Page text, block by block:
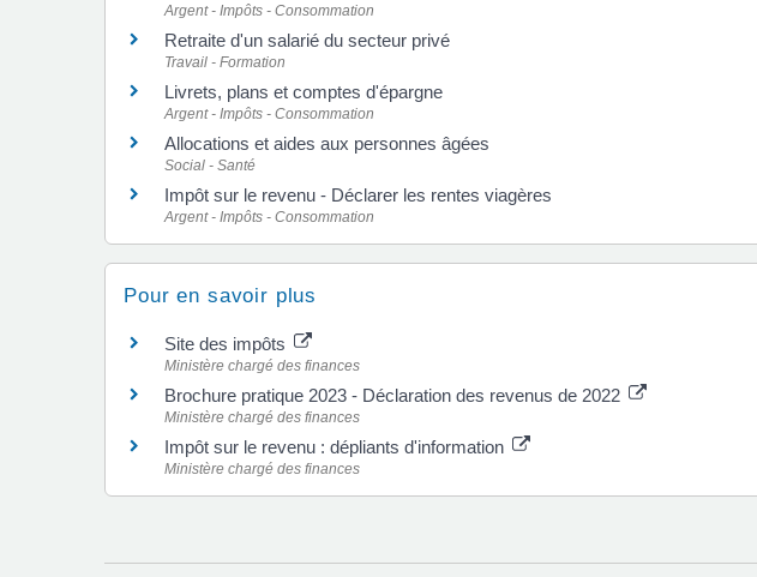
Argent - Impôts - Consommation
Retraite d'un salarié du secteur privé
Travail - Formation
Livrets, plans et comptes d'épargne
Argent - Impôts - Consommation
Allocations et aides aux personnes âgées
Social - Santé
Impôt sur le revenu - Déclarer les rentes viagères
Argent - Impôts - Consommation
Pour en savoir plus
Site des impôts
Ministère chargé des finances
Brochure pratique 2023 - Déclaration des revenus de 2022
Ministère chargé des finances
Impôt sur le revenu : dépliants d'information
Ministère chargé des finances